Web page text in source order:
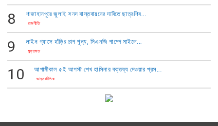
8 শাজাহানপুরে জুলাই সনদ বাস্তবায়নের দাবিতে ছাত্রশিব...
রাজনীতি
9 ​লাইন গ্যাসে হাঁড়ির চাপ শূন্য, সিএনজি পাম্পে মাইলে...
মুক্তমত
10 আগামীকাল ৫ই আগস্ট শেখ হাসিনার বক্তব্য দেওয়ার প্রস...
আন্তর্জাতিক